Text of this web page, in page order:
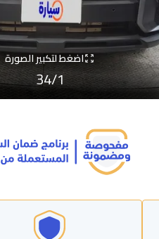
اضغط لتكبير الصورة
1
/
34